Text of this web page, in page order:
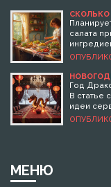
СКОЛЬКО
салата
варианты
Поделюсь
избежать
едой.
ПОДАТЬ В
Год
В статье
идеи
меню на
МЕНЮ